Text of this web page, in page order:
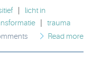
licht in
trauma
Read more